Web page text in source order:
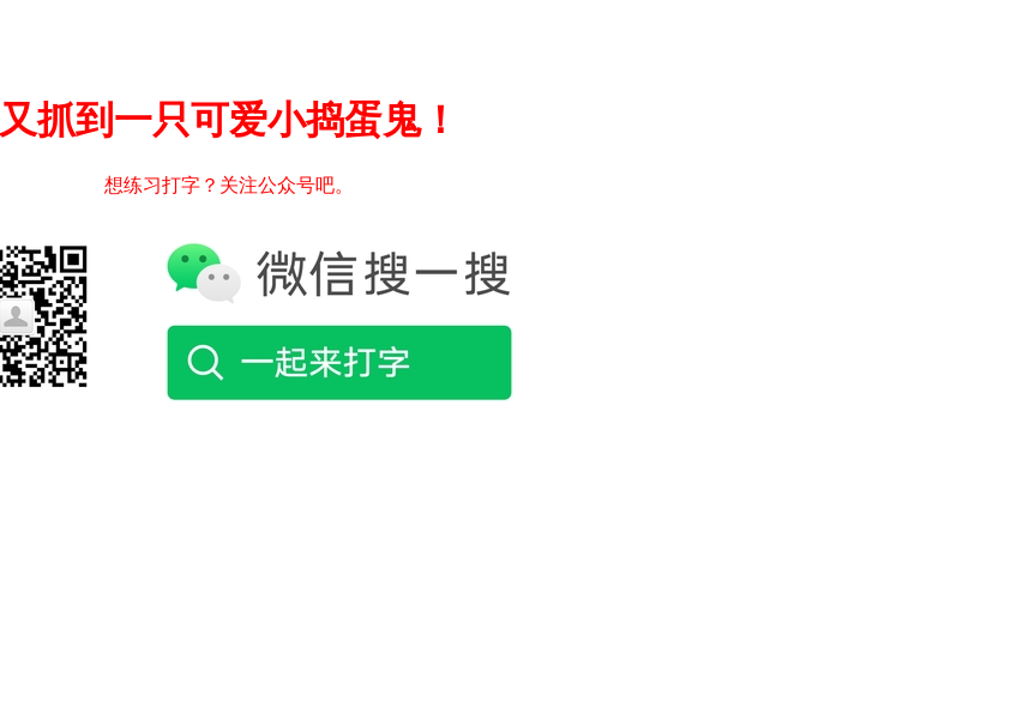
又抓到一只可爱小捣蛋鬼！
想练习打字？关注公众号吧。